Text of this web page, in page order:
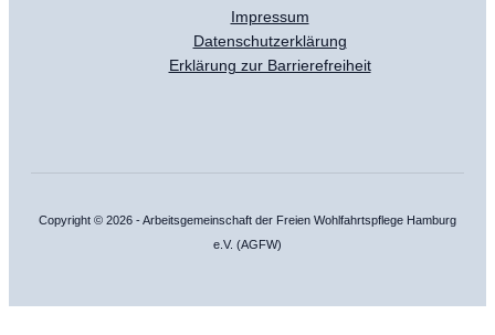
Impressum
Datenschutzerklärung
Erklärung zur Barrierefreiheit
Copyright © 2026 - Arbeitsgemeinschaft der Freien Wohlfahrtspflege Hamburg
e.V. (AGFW)